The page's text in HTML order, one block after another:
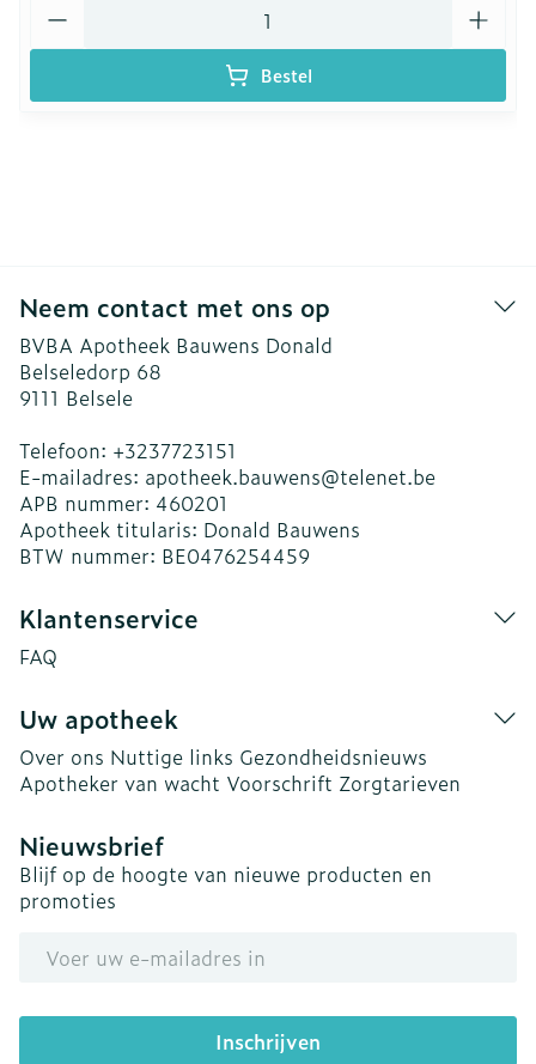
Bestel
Neem contact met ons op
BVBA Apotheek Bauwens Donald
Belseledorp 68
9111 Belsele
Telefoon: +3237723151
E-mailadres: apotheek.bauwens@telenet.be
APB nummer: 460201
Apotheek titularis: Donald Bauwens
BTW nummer: BE0476254459
Klantenservice
FAQ
Uw apotheek
Over ons Nuttige links Gezondheidsnieuws
Apotheker van wacht Voorschrift Zorgtarieven
Nieuwsbrief
Blijf op de hoogte van nieuwe producten en
promoties
Inschrijven